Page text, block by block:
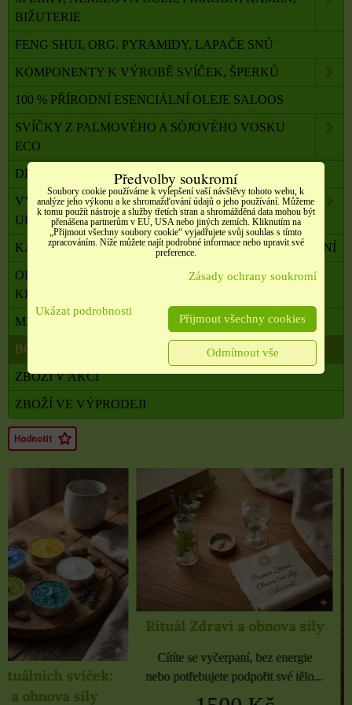
BIŽUTERIE
FENG SHUI, ORG. PYRAMIDY, LAPAČE SNŮ
KOMPONENTY K VÝROBĚ SVÍČEK, ŠPERKŮ
100 % PŘÍRODNÍ ESENCIÁLNÍ OLEJE SALOOS
SVÍČKY Z PALMOVÉHO A SÓJOVÉHO VOSKU
ECO
DRAHÉ A LÉČIVÉ KAMENY
VYKUŘOVADLA, VONNÉ TYČINKY A ŠIŠKY,
UHLÍKY
KADIDELNICE, PÍCKY, AROMALAMPY, VYKUŘOVÁNÍ
OBALOVÝ MATERIÁL, SATÉNOVÉ MAŠLE, SÁČKY,
KRABIČKY,
MILADA TERAPEUTKA DUŠE A TĚLA
BONUSOVÝ PROGRAM
ZBOŽÍ V AKCI
ZBOŽÍ VE VÝPRODEJI
Rituál Zdraví a obnova síly
Cítíte se vyčerpaní, bez energie
nebo potřebujete podpořit své tělo...
Předvolby soukromí
Soubory cookie používáme k vylepšení vaší návštěvy tohoto webu, k
analýze jeho výkonu a ke shromažďování údajů o jeho používání. Můžeme
k tomu použít nástroje a služby třetích stran a shromážděná data mohou být
přenášena partnerům v EU, USA nebo jiných zemích. Kliknutím na
„Přijmout všechny soubory cookie“ vyjadřujete svůj souhlas s tímto
zpracováním. Níže můžete najít podrobné informace nebo upravit své
preference.
Zásady ochrany soukromí
Ukázat podrobnosti
Přijmout všechny cookies
Odmítnout vše